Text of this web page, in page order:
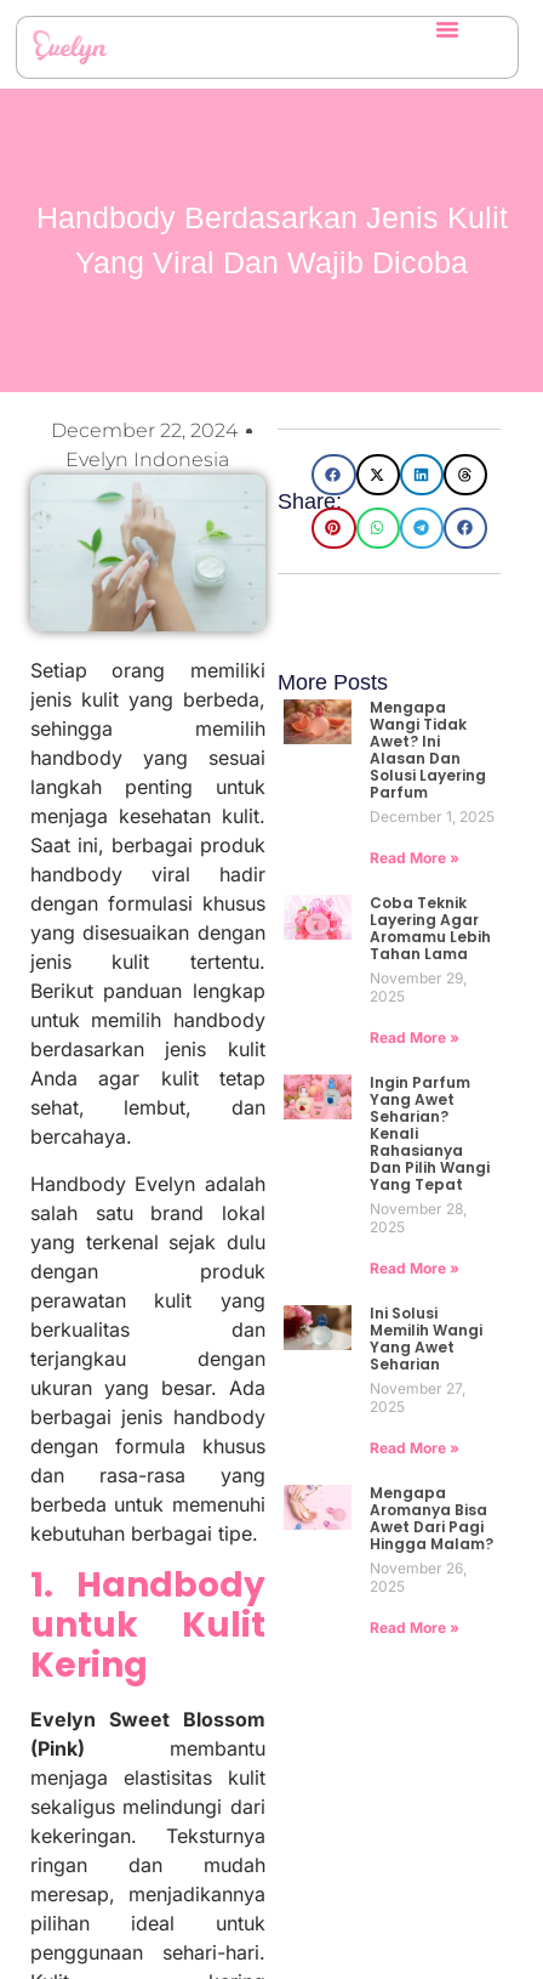
Handbody Berdasarkan Jenis Kulit
Yang Viral Dan Wajib Dicoba
December 22, 2024
Evelyn Indonesia
Setiap orang memiliki
jenis kulit yang berbeda,
sehingga memilih
handbody yang sesuai
langkah penting untuk
menjaga kesehatan kulit.
Saat ini, berbagai produk
handbody viral hadir
dengan formulasi khusus
yang disesuaikan dengan
jenis kulit tertentu.
Berikut panduan lengkap
untuk memilih handbody
berdasarkan jenis kulit
Anda agar kulit tetap
sehat, lembut, dan
bercahaya.
Handbody Evelyn adalah
salah satu brand lokal
yang terkenal sejak dulu
dengan produk
perawatan kulit yang
berkualitas dan
terjangkau dengan
ukuran yang besar. Ada
berbagai jenis handbody
dengan formula khusus
dan rasa-rasa yang
berbeda untuk memenuhi
kebutuhan berbagai tipe.
1. Handbody
untuk Kulit
Kering
Evelyn Sweet Blossom
(Pink) membantu
menjaga elastisitas kulit
sekaligus melindungi dari
kekeringan. Teksturnya
ringan dan mudah
meresap, menjadikannya
pilihan ideal untuk
penggunaan sehari-hari.
Share:
More Posts
Mengapa
Wangi Tidak
Awet? Ini
Alasan Dan
Solusi Layering
Parfum
December 1, 2025
Read More »
Coba Teknik
Layering Agar
Aromamu Lebih
Tahan Lama
November 29,
2025
Read More »
Ingin Parfum
Yang Awet
Seharian?
Kenali
Rahasianya
Dan Pilih Wangi
Yang Tepat
November 28,
2025
Read More »
Ini Solusi
Memilih Wangi
Yang Awet
Seharian
November 27,
2025
Read More »
Mengapa
Aromanya Bisa
Awet Dari Pagi
Hingga Malam?
November 26,
2025
Read More »